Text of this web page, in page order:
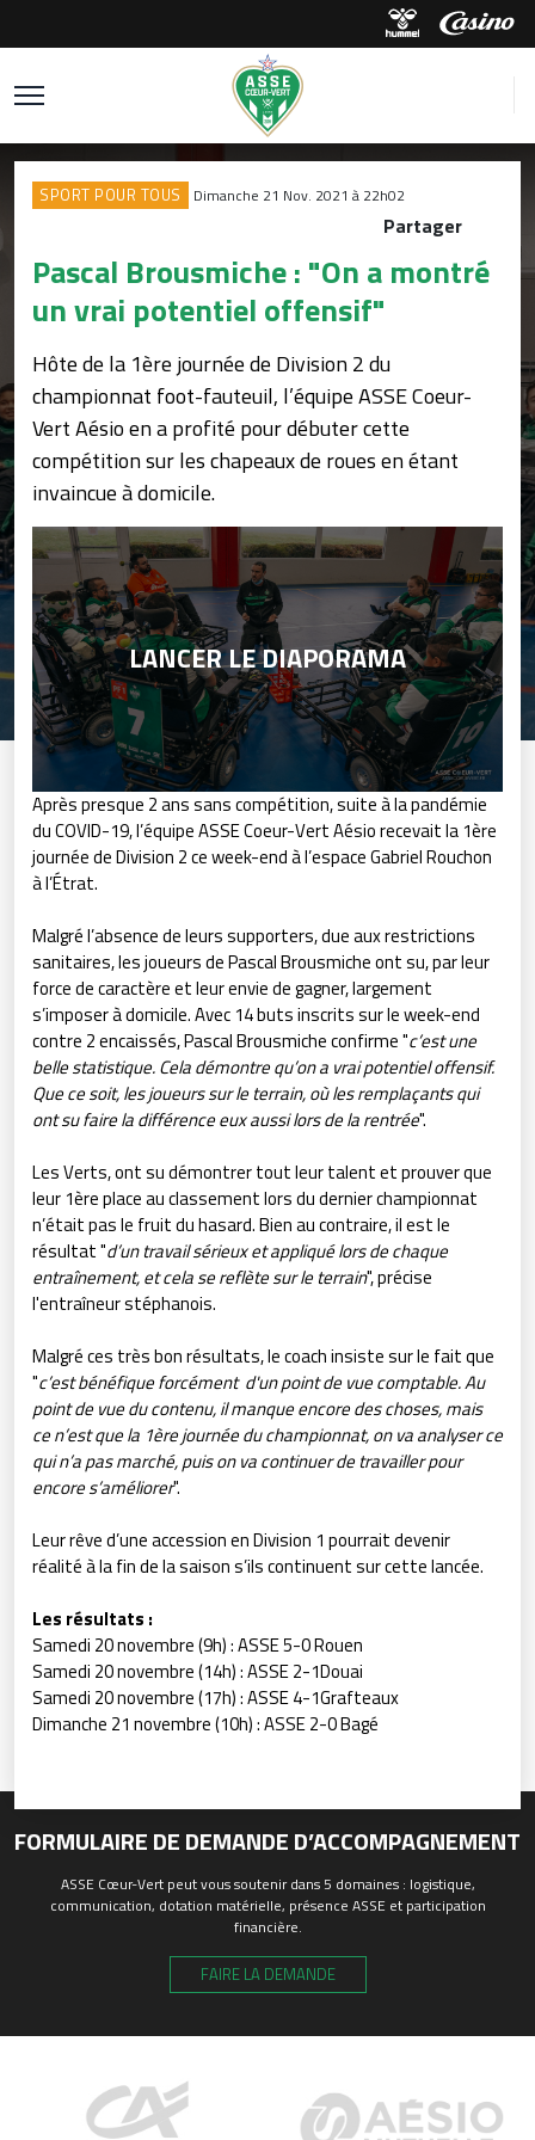
SPORT POUR TOUS Dimanche 21 Nov. 2021 à 22h02
Partager
Pascal Brousmiche : "On a montré
un vrai potentiel offensif"
Hôte de la 1ère journée de Division 2 du
championnat foot-fauteuil, l’équipe ASSE Coeur-
Vert Aésio en a profité pour débuter cette
compétition sur les chapeaux de roues en étant
invaincue à domicile.
LANCER LE DIAPORAMA
Après presque 2 ans sans compétition, suite à la pandémie
du COVID-19, l’équipe ASSE Coeur-Vert Aésio recevait la 1ère
journée de Division 2 ce week-end à l’espace Gabriel Rouchon
à l’Étrat.
Malgré l’absence de leurs supporters, due aux restrictions
sanitaires, les joueurs de Pascal Brousmiche ont su, par leur
force de caractère et leur envie de gagner, largement
s’imposer à domicile. Avec 14 buts inscrits sur le week-end
contre 2 encaissés, Pascal Brousmiche confirme "c’est une
belle statistique. Cela démontre qu’on a vrai potentiel offensif.
Que ce soit, les joueurs sur le terrain, où les remplaçants qui
ont su faire la différence eux aussi lors de la rentrée".
Les Verts, ont su démontrer tout leur talent et prouver que
leur 1ère place au classement lors du dernier championnat
n’était pas le fruit du hasard. Bien au contraire, il est le
résultat "d’un travail sérieux et appliqué lors de chaque
entraînement, et cela se reflète sur le terrain", précise
l'entraîneur stéphanois.
Malgré ces très bon résultats, le coach insiste sur le fait que
"c’est bénéfique forcément d'un point de vue comptable. Au
point de vue du contenu, il manque encore des choses, mais
ce n’est que la 1ère journée du championnat, on va analyser ce
qui n’a pas marché, puis on va continuer de travailler pour
encore s’améliorer".
Leur rêve d’une accession en Division 1 pourrait devenir
réalité à la fin de la saison s’ils continuent sur cette lancée.
Les résultats :
Samedi 20 novembre (9h) : ASSE 5-0 Rouen
Samedi 20 novembre (14h) : ASSE 2-1Douai
Samedi 20 novembre (17h) : ASSE 4-1Grafteaux
Dimanche 21 novembre (10h) : ASSE 2-0 Bagé
FORMULAIRE DE DEMANDE D’ACCOMPAGNEMENT
ASSE Cœur-Vert peut vous soutenir dans 5 domaines : logistique,
communication, dotation matérielle, présence ASSE et participation
financière.
FAIRE LA DEMANDE